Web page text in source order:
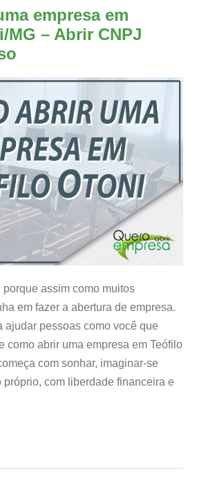
empresa em
– Abrir CNPJ
assim como muitos
em fazer a abertura de empresa.
ajudar pessoas como você que
como abrir uma empresa em Teófilo
com sonhar, imaginar-se
próprio, com liberdade financeira e